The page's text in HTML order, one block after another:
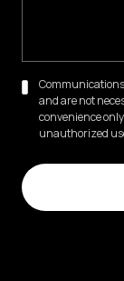
and are not
convenience
unauthorized